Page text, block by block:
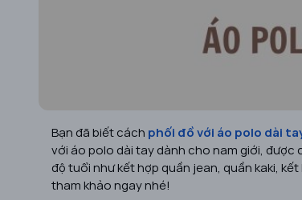
Bạn đã biết cách phối đồ với áo polo dài
với áo polo dài tay dành cho nam giới,
độ tuổi như kết hợp quần jean, quần kaki,
tham khảo ngay nhé!